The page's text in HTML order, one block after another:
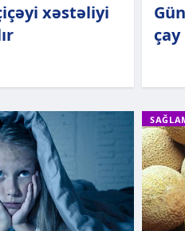
xəstəliyi